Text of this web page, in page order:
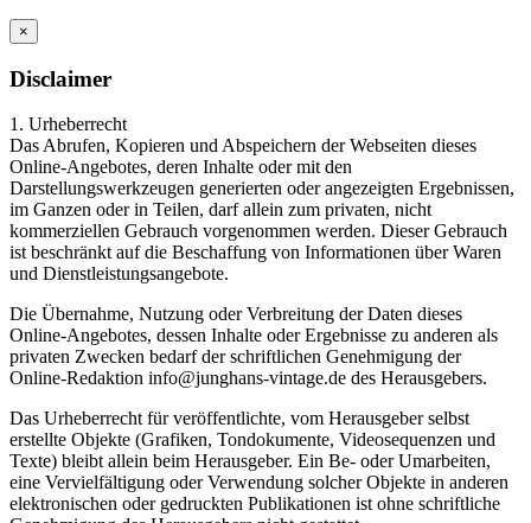
×
Disclaimer
1. Urheberrecht
Das Abrufen, Kopieren und Abspeichern der Webseiten dieses
Online-Angebotes, deren Inhalte oder mit den
Darstellungswerkzeugen generierten oder angezeigten Ergebnissen,
im Ganzen oder in Teilen, darf allein zum privaten, nicht
kommerziellen Gebrauch vorgenommen werden. Dieser Gebrauch
ist beschränkt auf die Beschaffung von Informationen über Waren
und Dienstleistungsangebote.
Die Übernahme, Nutzung oder Verbreitung der Daten dieses
Online-Angebotes, dessen Inhalte oder Ergebnisse zu anderen als
privaten Zwecken bedarf der schriftlichen Genehmigung der
Online-Redaktion info@junghans-vintage.de des Herausgebers.
Das Urheberrecht für veröffentlichte, vom Herausgeber selbst
erstellte Objekte (Grafiken, Tondokumente, Videosequenzen und
Texte) bleibt allein beim Herausgeber. Ein Be- oder Umarbeiten,
eine Vervielfältigung oder Verwendung solcher Objekte in anderen
elektronischen oder gedruckten Publikationen ist ohne schriftliche